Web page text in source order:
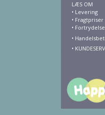
LÆS OM
• Levering
• Fragtpriser
•
•
•